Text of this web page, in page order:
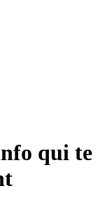
qui te